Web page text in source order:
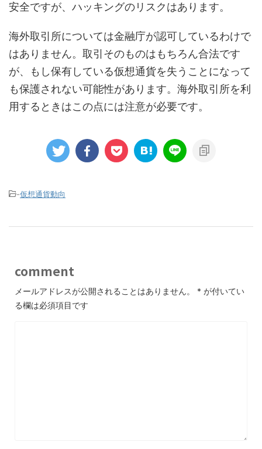
安全ですが、ハッキングのリスクはあります。
海外取引所については金融庁が認可しているわけで
はありません。取引そのものはもちろん合法です
が、もし保有している仮想通貨を失うことになって
も保護されない可能性があります。海外取引所を利
用するときはこの点には注意が必要です。
-仮想通貨動向
comment
メールアドレスが公開されることはありません。 * が付いてい
る欄は必須項目です